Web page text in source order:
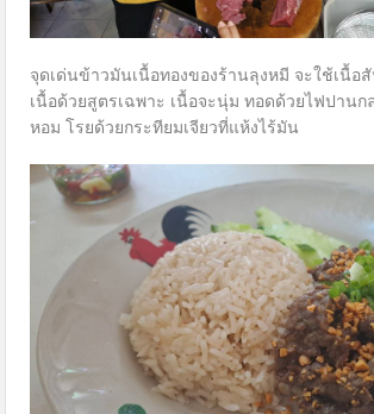
จุดเด่นข้าวมันเนื้อทองของร้านลุงหมี จะใช้เนื้อ
เนื้อด้วยสูตรเฉพาะ เนื้อจะนุ่ม ทอดด้วยไฟปานก
หอม โรยด้วยกระทียมเจียวที่แห้งไร้มัน